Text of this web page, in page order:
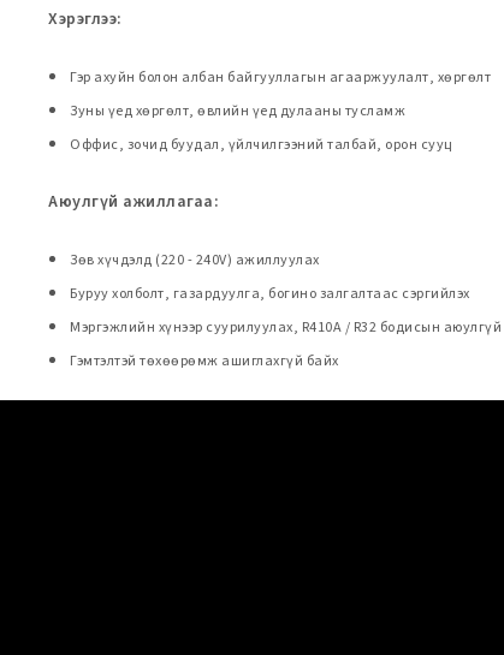
Хэрэглээ:
Гэр ахуйн болон албан байгууллагын агааржуулалт, хөргөлт
Зуны үед хөргөлт, өвлийн үед дулааны тусламж
Оффис, зочид буудал, үйлчилгээний талбай, орон сууц
Аюулгүй ажиллагаа:
Зөв хүчдэлд (220 - 240V) ажиллуулах
Буруу холболт, газардуулга, богино залгалтаас сэргийлэх
Мэргэжлийн хүнээр суурилуулах, R410A / R32 бодисын
Гэмтэлтэй төхөөрөмж ашиглахгүй байх